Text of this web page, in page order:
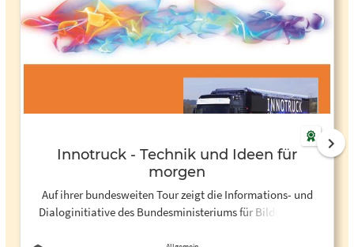
Innotruck - Technik und Ideen für
morgen
Auf ihrer bundesweiten Tour zeigt die Informations- und
Dialoginitiative des Bundesministeriums für Bildung und